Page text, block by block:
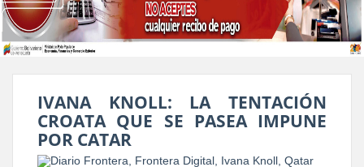
IVANA KNOLL: LA TENTACIÓN
CROATA QUE SE PASEA IMPUNE
POR CATAR